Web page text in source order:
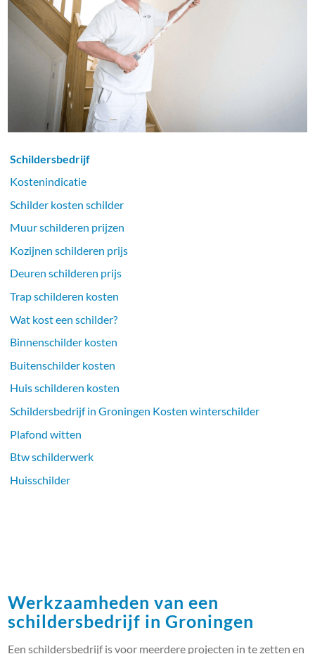
Schildersbedrijf
Kostenindicatie
Schilder kosten schilder
Muur schilderen prijzen
Kozijnen schilderen prijs
Deuren schilderen prijs
Trap schilderen kosten
Wat kost een schilder?
Binnenschilder kosten
Buitenschilder kosten
Huis schilderen kosten
Schildersbedrijf in Groningen Kosten winterschilder
Plafond witten
Btw schilderwerk
Huisschilder
Werkzaamheden van een
schildersbedrijf in Groningen
Een schildersbedrijf is voor meerdere projecten in te zetten en